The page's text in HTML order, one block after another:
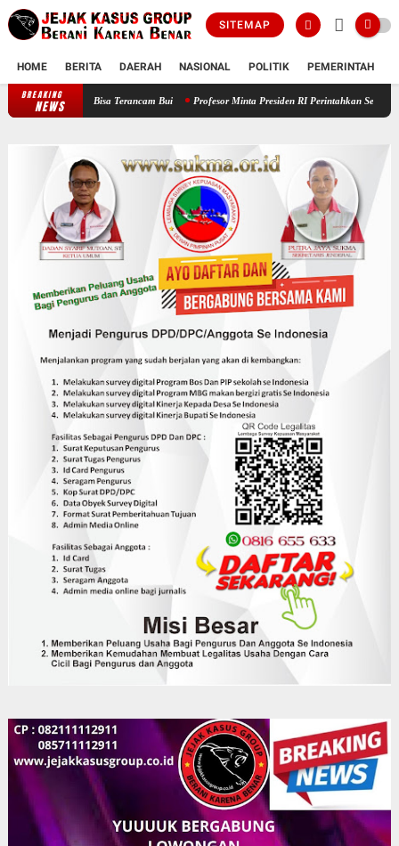
SITEMAP
HOME BERITA DAERAH NASIONAL POLITIK PEMERINTAH
BREAKING
NEWS
Nakal Bisa Terancam Bui Profesor Minta Presiden RI Perintahkan Semua APARATUR